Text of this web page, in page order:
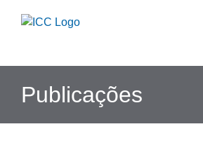
Publicações